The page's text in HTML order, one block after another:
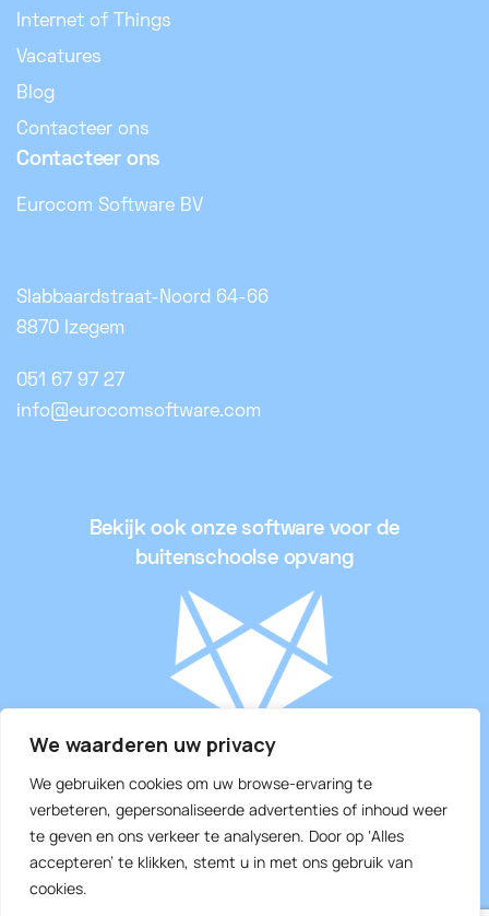
We waarderen uw privacy
We gebruiken cookies om uw browse-ervaring te
verbeteren, gepersonaliseerde advertenties of inhoud weer
te geven en ons verkeer te analyseren. Door op ‘Alles
accepteren’ te klikken, stemt u in met ons gebruik van
cookies.
Internet of Things
Vacatures
Blog
Contacteer ons
Contacteer ons
Eurocom Software BV
Slabbaardstraat-Noord 64-66
8870 Izegem
051 67 97 27
info@eurocomsoftware.com
Bekijk ook onze software voor de
buitenschoolse opvang
Slimme software voor de IBO’s